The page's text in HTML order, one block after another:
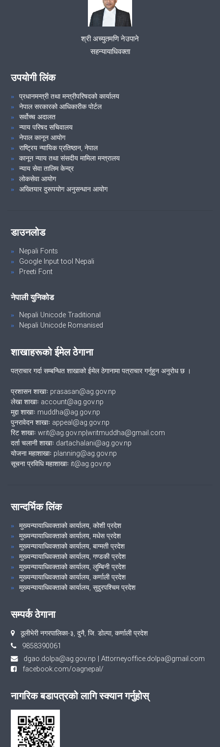
श्री अच्युतमणि नेउपाने
सहन्यायाधिवक्ता
उपयोगी लिंक
प्रधानमन्त्री तथा मन्त्रीपरिषदको कार्यालय
नेपाल सरकारको आधिकारीक पोर्टल
सर्वोच्च अदालत
न्याय परिषद सचिवालय
नेपाल कानून आयोग
राष्ट्रिय न्यायिक प्रतिष्ठान, नेपाल
कानून न्याय तथा संसदीय मामिला मन्त्रालय
न्याय सेवा तालिम केन्द्र
लोकसेवा आयोग
अख्तियार दुरूपयोग अनुसन्धान आयोग
डाउनलोड
Nepali Fonts
Google Input tool Nepali
Preeti Font
नेपाली युनिकोड
Nepali Unicode Traditional
Nepali Unicode Romanised
शाखाहरूको ईमेल ठेगाना
पत्राचार गर्दा सम्बन्धित शाखाको ईमेल ठेगानामा पत्राचार गर्नुहुन अनुरोध छ ।
प्रशासन शाखाः prasasan@ag.gov.np
लेखा शाखाः account@ag.gov.np
मुद्दा शाखाः muddha@ag.gov.np
पुनरावेदन शाखाः appeal@ag.gov.np
रिट शाखाः writ@ag.gov.np|writmuddha@gmail.com
दर्ता चलानी शाखाः dartachalani@ag.gov.np
योजना महाशाखाः planning@ag.gov.np
सूचना प्रविधि महाशाखाः it@ag.gov.np
सान्दर्भिक लिंक
मुख्यन्यायाधिवक्ताको कार्यालय, कोशी प्रदेश
मुख्यन्यायाधिवक्ताको कार्यालय, मधेस प्रदेश
मुख्यन्यायाधिवक्ताको कार्यालय, बाग्मती प्रदेश
मुख्यन्यायाधिवक्ताको कार्यालय, गण्डकी प्रदेश
मुख्यन्यायाधिवक्ताको कार्यालय, लुम्बिनी प्रदेश
मुख्यन्यायाधिवक्ताको कार्यालय, कर्णाली प्रदेश
मुख्यन्यायाधिवक्ताको कार्यालय, सुदुरपश्चिम प्रदेश
सम्पर्क ठेगाना
ठूलीभेरी नगरपालिका-३, दुनै, जि. डोल्पा, कर्णाली प्रदेश
9858390061
dgao.dolpa@ag.gov.np | Attorneyoffice.dolpa@gmail.com
facebook.com/oagnepal/
नागरिक बडापत्रको लागि स्क्यान गर्नुहोस्